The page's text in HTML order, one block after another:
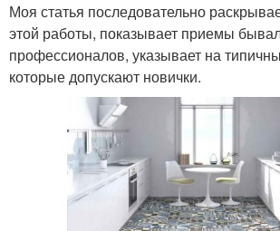
Моя статья последовательно
этой работы, показывает приемы
профессионалов, указывает на
которые допускают новички.